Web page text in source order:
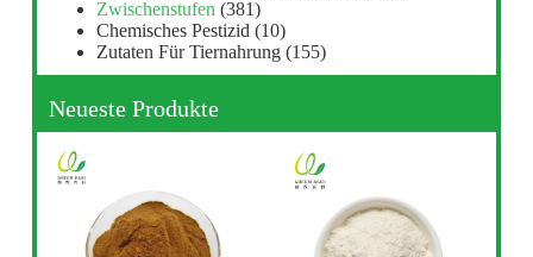
Zwischenstufen (381)
Chemisches Pestizid (10)
Zutaten Für Tiernahrung (155)
Neueste Produkte